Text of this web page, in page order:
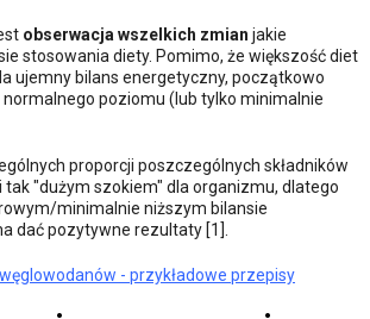
obserwacja wszelkich zmian jakie
stosowania diety. Pomimo, że większość diet
ujemny bilans energetyczny, początkowo
normalnego poziomu (lub tylko minimalnie
proporcji poszczególnych składników
tak "dużym szokiem" dla organizmu, dlatego
minimalnie niższym bilansie
dać pozytywne rezultaty [1].
- przykładowe przepisy